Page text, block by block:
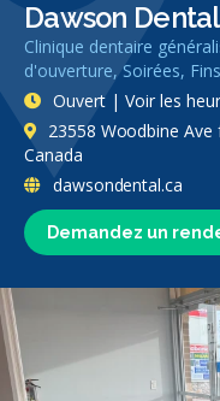
Dawson
Clinique dentaire
d'ouverture, Soirées,
Demandez un
Ouvert | Voir les
23558 Woodbine Ave
Canada
dawsondental.ca